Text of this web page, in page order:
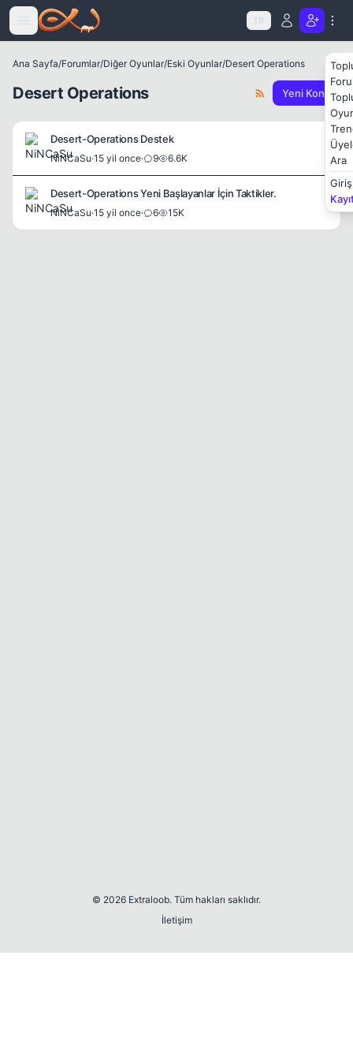
Icerige atla
TR
Ara
Giriş
Ana Sayfa/Forumlar/Diğer Oyunlar/Eski Oyunlar/Desert Operations
Desert Operations Yeni Konu
Desert-Operations Destek
NiNCaSu·15 yil once· 9 6.6K
Desert-Operations Yeni Başlayanlar İçin Taktikler.
NiNCaSu·15 yil once· 6 15K
© 2026 Extraloob. Tüm hakları saklıdır.
İletişim